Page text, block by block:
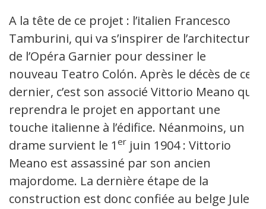
A la tête de ce projet : l’italien Francesco
Tamburini, qui va s’inspirer de l’architecture
de l’Opéra Garnier pour dessiner le
nouveau Teatro Colón. Après le décès de ce-
dernier, c’est son associé Vittorio Meano qui
reprendra le projet en apportant une
touche italienne à l’édifice. Néanmoins, un
drame survient le 1 er juin 1904 : Vittorio
Meano est assassiné par son ancien
majordome. La dernière étape de la
construction est donc confiée au belge Jules